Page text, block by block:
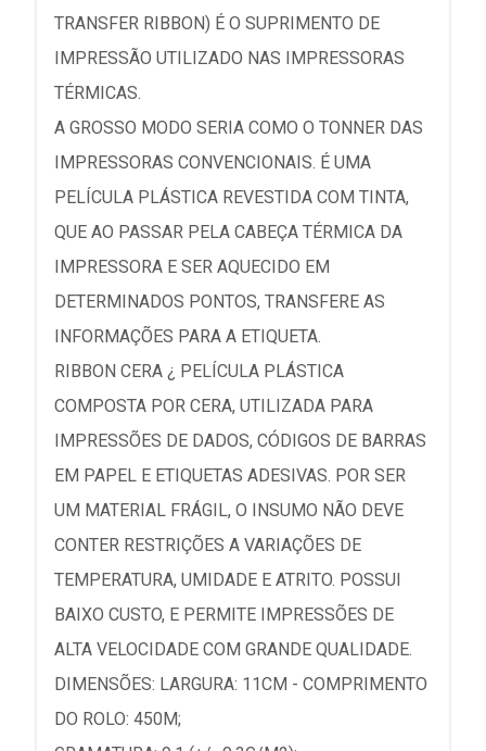
TRANSFER RIBBON) É O SUPRIMENTO DE
IMPRESSÃO UTILIZADO NAS IMPRESSORAS
TÉRMICAS.
A GROSSO MODO SERIA COMO O TONNER DAS
IMPRESSORAS CONVENCIONAIS. É UMA
PELÍCULA PLÁSTICA REVESTIDA COM TINTA,
QUE AO PASSAR PELA CABEÇA TÉRMICA DA
IMPRESSORA E SER AQUECIDO EM
DETERMINADOS PONTOS, TRANSFERE AS
INFORMAÇÕES PARA A ETIQUETA.
RIBBON CERA ¿ PELÍCULA PLÁSTICA
COMPOSTA POR CERA, UTILIZADA PARA
IMPRESSÕES DE DADOS, CÓDIGOS DE BARRAS
EM PAPEL E ETIQUETAS ADESIVAS. POR SER
UM MATERIAL FRÁGIL, O INSUMO NÃO DEVE
CONTER RESTRIÇÕES A VARIAÇÕES DE
TEMPERATURA, UMIDADE E ATRITO. POSSUI
BAIXO CUSTO, E PERMITE IMPRESSÕES DE
ALTA VELOCIDADE COM GRANDE QUALIDADE.
DIMENSÕES: LARGURA: 11CM - COMPRIMENTO
DO ROLO: 450M;